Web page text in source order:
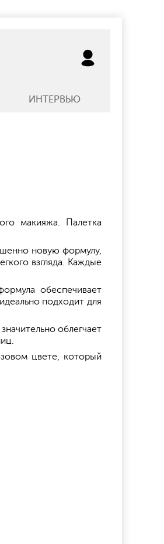
ИНТЕРВЬЮ
макияжа. Палетка
новую формулу,
взгляда. Каждые
обеспечивает
подходит для
облегчает
цвете, который